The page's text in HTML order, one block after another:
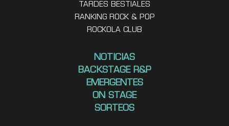
TARDES BESTIALES
RANKING ROCK & POP
ROCKOLA CLUB
NOTICIAS
BACKSTAGE R&P
EMERGENTES
ON STAGE
SORTEOS